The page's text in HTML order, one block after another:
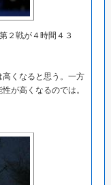
２戦が４時間４３
くなると思う。一方
が高くなるのでは。